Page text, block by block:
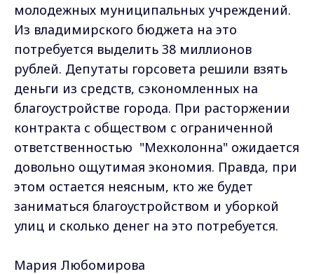
молодежных муниципальных учреждений.
Из владимирского бюджета на это
потребуется выделить 38 миллионов
рублей. Депутаты горсовета решили взять
деньги из средств, сэкономленных на
благоустройстве города. При расторжении
контракта с обществом с ограниченной
ответственностью "Мехколонна" ожидается
довольно ощутимая экономия. Правда, при
этом остается неясным, кто же будет
заниматься благоустройством и уборкой
улиц и сколько денег на это потребуется.
Мария Любомирова